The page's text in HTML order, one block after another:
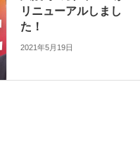
リニューアルしまし
た！
2021年5月19日